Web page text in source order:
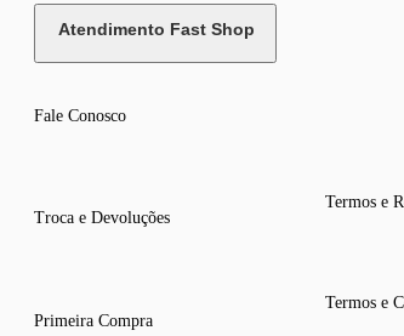
Atendimento Fast Shop
Fale Conosco
Troca e Devoluções
Primeira Compra
Termos e
Termos e